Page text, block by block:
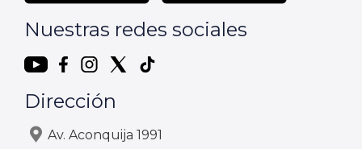
Nuestras redes sociales
Dirección
Av. Aconquija 1991